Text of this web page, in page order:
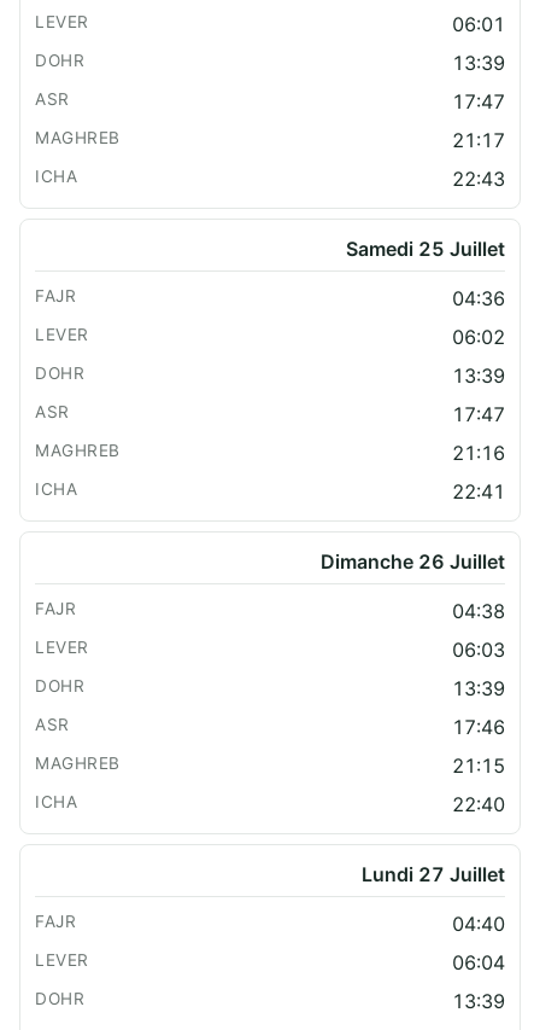
06:01
13:39
17:47
21:17
22:43
Samedi 25 Juillet
04:36
06:02
13:39
17:47
21:16
22:41
Dimanche 26 Juillet
04:38
06:03
13:39
17:46
21:15
22:40
Lundi 27 Juillet
04:40
06:04
13:39